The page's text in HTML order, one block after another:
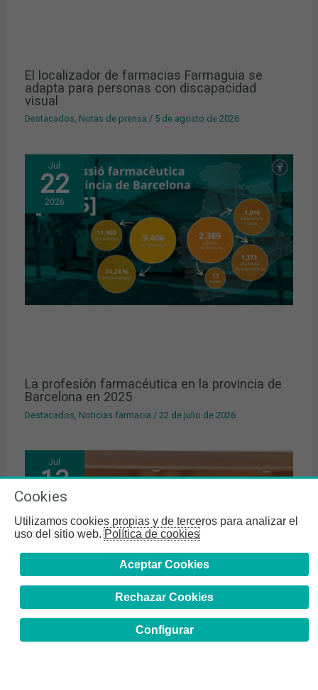
El localizador de farmacias Farmaguia se
adapta para personas con discapacidad
visual
Destacados, Notas de prensa / 5 de agosto de 2026
Jul
22
2026
La profesión farmacéutica en la provincia de
Barcelona en 2025
Destacados Noticias farmacia /22 de julio de 2026
Jul
13
2026
Cookies
Utilizamos cookies propias y de terceros para analizar el
uso del sitio web.Política de cookies
Aceptar Cookies
Rechazar Cookies
Configurar